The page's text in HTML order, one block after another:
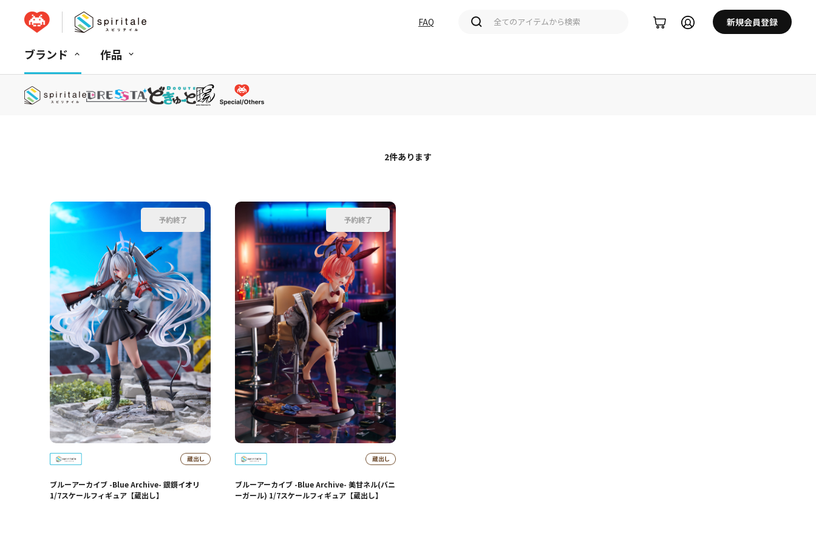
ブランド 作品
FAQ 新規会員登録
並べ替え： 商品コード 商品名 発売日 価格(安い順)
2件あります
ブルーアーカイブ -Blue Archive- 銀鏡イオリ
1/7スケールフィギュア【蔵出し】
ブルーアーカイブ -Blue Archive- 美甘ネル(バニ
ーガール) 1/7スケールフィギュア【蔵出し】